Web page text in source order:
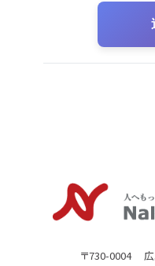
〒730-0004